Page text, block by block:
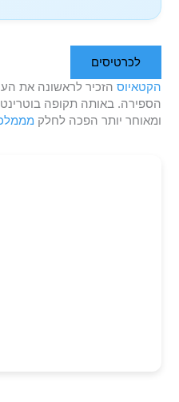
לכרטיסים
הקטאיוס הזכיר לראשונה את
הספירה. באותה תקופה
ומאוחר יותר הפכה לחלק